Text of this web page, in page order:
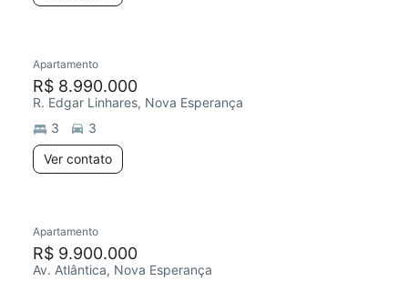
Redecorar
Apartamento
R$ 8.990.000
R. Edgar Linhares, Nova Esperança
3
3
Ver contato
Redecorar
Apartamento
R$ 9.900.000
Av. Atlântica, Nova Esperança